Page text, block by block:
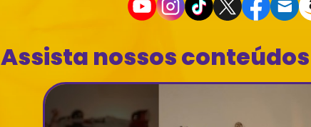
Assista nossos